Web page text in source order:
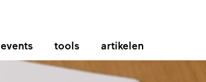
events tools artikelen